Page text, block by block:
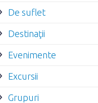
De suflet
Destinaţii
Evenimente
Excursii
Grupuri